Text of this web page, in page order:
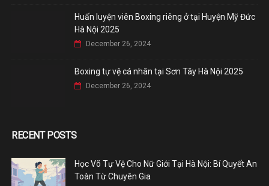
Huấn luyện viên Boxing riêng ở tại Huyện Mỹ Đức
Hà Nội 2025
December 26, 2024
Boxing tự vệ cá nhân tại Sơn Tây Hà Nội 2025
December 26, 2024
RECENT POSTS
Học Võ Tự Vệ Cho Nữ Giới Tại Hà Nội: Bí Quyết An
Toàn Từ Chuyên Gia